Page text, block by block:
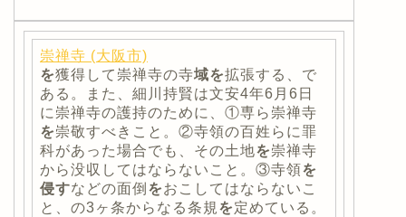
崇禅寺 (大阪市)
を獲得して崇禅寺の寺域を拡張する、で
ある。また、細川持賢は文安4年6月6日
に崇禅寺の護持のために、①専ら崇禅寺
を崇敬すべきこと。②寺領の百姓らに罪
科があった場合でも、その土地を崇禅寺
から没収してはならないこと。③寺領を
侵すなどの面倒 をおこしてはならないこ
と、の3ヶ条からなる条規 を定めている。